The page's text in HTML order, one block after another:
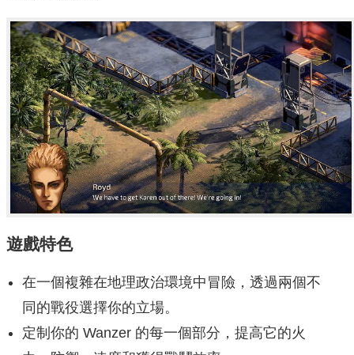
遊戲特色
在一個複雜在地理政治環境中冒險，透過兩個不
同的戰役選擇你的立場。
定制你的 Wanzer 的每一個部分，提高它的火